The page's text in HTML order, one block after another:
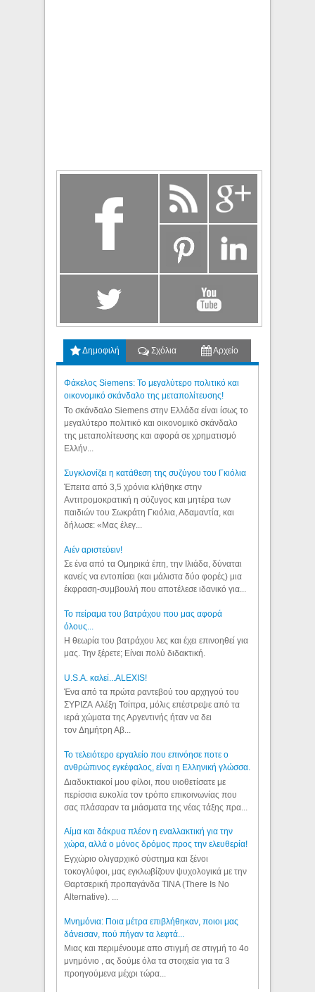
Δημοφιλή Σχόλια Αρχείο
Φάκελος Siemens: Το μεγαλύτερο πολιτικό και
οικονομικό σκάνδαλο της μεταπολίτευσης!
Το σκάνδαλο Siemens στην Ελλάδα είναι ίσως το
μεγαλύτερο πολιτικό και οικονομικό σκάνδαλο
της μεταπολίτευσης και αφορά σε χρηματισμό
Ελλήν...
Συγκλονίζει η κατάθεση της συζύγου του Γκιόλια
Έπειτα από 3,5 χρόνια κλήθηκε στην
Αντιτρομοκρατική η σύζυγος και μητέρα των
παιδιών του Σωκράτη Γκιόλια, Αδαμαντία, και
δήλωσε: «Μας έλεγ...
Aιέν αριστεύειν!
Σε ένα από τα Ομηρικά έπη, την Ιλιάδα, δύναται
κανείς να εντοπίσει (και μάλιστα δύο φορές) μια
έκφραση-συμβουλή που αποτέλεσε ιδανικό για...
Το πείραμα του βατράχου που μας αφορά
όλους...
Η θεωρία του βατράχου λες και έχει επινοηθεί για
μας. Την ξέρετε; Είναι πολύ διδακτική.
U.S.A. καλεί...ALEXIS!
Ένα από τα πρώτα ραντεβού του αρχηγού του
ΣΥΡΙΖΑ Αλέξη Τσίπρα, μόλις επέστρεψε από τα
ιερά χώματα της Αργεντινής ήταν να δει
τον Δημήτρη Αβ...
Το τελειότερο εργαλείο που επινόησε ποτε ο
ανθρώπινος εγκέφαλος, είναι η Ελληνική γλώσσα.
Διαδυκτιακοί μου φίλοι, που υιοθετίσατε με
περίσσια ευκολία τον τρόπο επικοινωνίας που
σας πλάσαραν τα μιάσματα της νέας τάξης πρα...
Αίμα και δάκρυα πλέον η εναλλακτική για την
χώρα, αλλά ο μόνος δρόμος προς την ελευθερία!
Εγχώριο ολιγαρχικό σύστημα και ξένοι
τοκογλύφοι, μας εγκλωβίζουν ψυχολογικά με την
Θαρτσερική προπαγάνδα TINA (There Is No
Alternative). ...
Μνημόνια: Ποια μέτρα επιβλήθηκαν, ποιοι μας
δάνεισαν, πού πήγαν τα λεφτά...
Μιας και περιμένουμε απο στιγμή σε στιγμή το 4ο
μνημόνιο , ας δούμε όλα τα στοιχεία για τα 3
προηγούμενα μέχρι τώρα...